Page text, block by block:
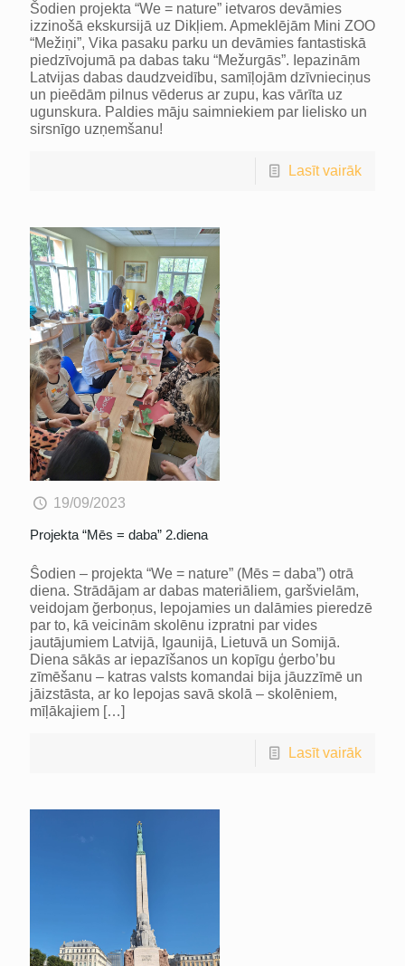
Šodien projekta “We = nature” ietvaros devāmies
izzinošā ekskursijā uz Dikļiem. Apmeklējām Mini ZOO
“Mežiņi”, Vika pasaku parku un devāmies fantastiskā
piedzīvojumā pa dabas taku “Mežurgās”. Iepazinām
Latvijas dabas daudzveidību, samīļojām dzīvnieciņus
un pieēdām pilnus vēderus ar zupu, kas vārīta uz
ugunskura. Paldies māju saimniekiem par lielisko un
sirsnīgo uzņemšanu!
Lasīt vairāk
19/09/2023
Projekta “Mēs = daba” 2.diena
Ŝodien – projekta “We = nature” (Mēs = daba”) otrā
diena. Strādājam ar dabas materiāliem, garšvielām,
veidojam ğerboņus, lepojamies un dalāmies pieredzē
par to, kā veicinām skolēnu izpratni par vides
jautājumiem Latvijā, Igaunijā, Lietuvā un Somijā.
Diena sākās ar iepazīšanos un kopīgu ģerbo’bu
zīmēšanu – katras valsts komandai bija jāuzzīmē un
jāizstāsta, ar ko lepojas savā skolā – skolēniem,
mīļākajiem […]
Lasīt vairāk